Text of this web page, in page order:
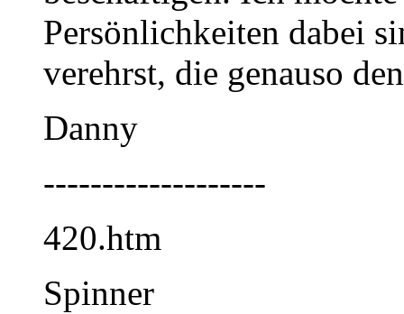
Persönlichkeiten dabei
verehrst, die genauso
Danny
-------------------
420.htm
Spinner